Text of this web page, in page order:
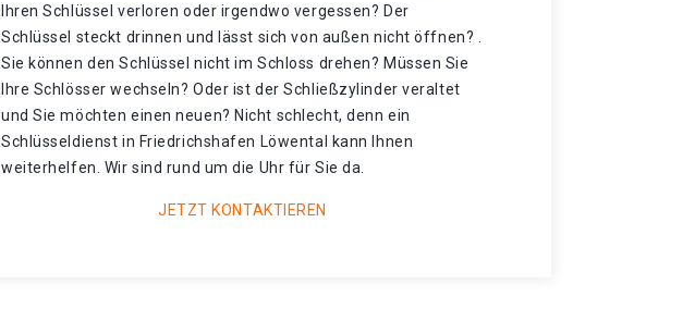
Ihren Schlüssel verloren oder irgendwo vergessen? Der
Schlüssel steckt drinnen und lässt sich von außen nicht öffnen? .
Sie können den Schlüssel nicht im Schloss drehen? Müssen Sie
Ihre Schlösser wechseln? Oder ist der Schließzylinder veraltet
und Sie möchten einen neuen? Nicht schlecht, denn ein
Schlüsseldienst in Friedrichshafen Löwental kann Ihnen
weiterhelfen. Wir sind rund um die Uhr für Sie da.
JETZT KONTAKTIEREN